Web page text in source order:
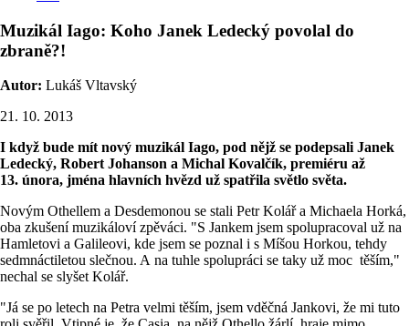
Muzikál Iago: Koho Janek Ledecký povolal do
zbraně?!
Autor: Lukáš Vltavský
21. 10. 2013
I když bude mít nový muzikál Iago, pod nějž se podepsali Janek
Ledecký, Robert Johanson a Michal Kovalčík, premiéru až
13. února, jména hlavních hvězd už spatřila světlo světa.
Novým Othellem a Desdemonou se stali Petr Kolář a Michaela Horká,
oba zkušení muzikáloví zpěváci. "S Jankem jsem spolupracoval už na
Hamletovi a Galileovi, kde jsem se poznal i s Míšou Horkou, tehdy
sedmnáctiletou slečnou. A na tuhle spolupráci se taky už moc těším,"
nechal se slyšet Kolář.
"Já se po letech na Petra velmi těším, jsem vděčná Jankovi, že mi tuto